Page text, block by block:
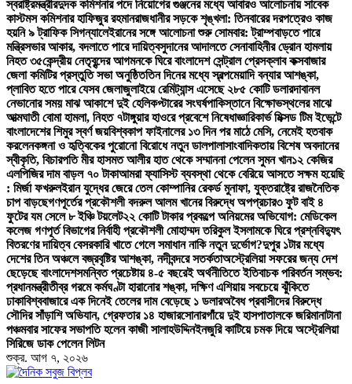
স্বরাষ্ট্রমন্ত্রীরদুদক কমিশনার পদে নিয়োগের গুঞ্জনের মধ্যে আবারও আলোচনায় সাবেক
কাস্টমস কমিশনার হাফিজুর রহমানরাজধানীর সড়কে শৃঙ্খলা: তিনবারের দরপত্রেও কাজ
হয়নি ৯ ট্রাফিক সিগন্যালেইরানের সঙ্গে আলোচনা শুরু সোমবার: ট্রাম্পবাড়তে পারে
মন্ত্রিসভার আকার, বদলাতে পারে দায়িত্বসুদানের আদালতে সেনাবাহিনীর ড্রোন হামলায়
নিহত ৩৫কেন্দ্রীয় নেতৃবৃন্দের আগমনকে ঘিরে বাংলাদেশ সেন্ট্রাল প্রেসক্লাব কক্সবাজার
জেলা কমিটির প্রস্তুতি সভা অনুষ্ঠিততিন দিনের মধ্যে স্বল্পমেয়াদি বন্যার আশঙ্কা,
প্লাবিত হতে পারে যেসব জেলাজুলাইয়ে রেমিট্যান্স এসেছে ২৮৫ কোটি ডলারদাবানল
নেভানোর সময় মাঝ আকাশে দুই হেলিকপ্টারের সংঘর্ষপাকিস্তানে বিক্ষোভস্থলের মাঝে
আত্মঘাতী বোমা হামলা, নিহত ৭টাঙ্গুয়ার হাওরে প্রবেশে নিষেধাজ্ঞারিকার্ভ মিক্সড টিম ইভেন্টে
বাংলাদেশের শিমুর স্বর্ণ জয়বিশ্বকাপ ফাইনালের ১৩ দিন পর মাঠে মেসি, নেমেই হতবাক
করলেনকঙ্গনা ও হৃত্বিকের পুরোনো বিরোধে নতুন ডালপালাসাংবাদিকতায় বিশেষ অবদানের
স্বীকৃতি, বিচারপতি মীর হাসমত আলীর হাত থেকে সম্মাননা পেলেন সুমন খান১২ কেজির
এলপিজির দাম বাড়ল ৭০ টাকাআমরা ফ্যাসিস্ট ব্যবস্থা থেকে বেরিয়ে আসতে সক্ষম হয়েছি
: মির্জা ফখরুলইরান যুদ্ধের জেরে তেল কোম্পানির রেকর্ড মুনাফা, যুক্তরাষ্ট্রে রাজনৈতিক
চাপ বাড়ছেগণপূর্তের প্রকৌশলী বদরুল আলম খানের বিরুদ্ধে অপপ্রচার৩ ফুট বাই ৪
ফুটের যম সেলে ৮ ইঞ্চি টয়লেট২২ কোটি টাকার প্রকল্পে অনিয়মের অভিযোগ: মেডিকেল
কলেজ গণপূর্ত বিভাগের নির্বাহী প্রকৌশলী মোহাম্মদ তরিকুল ইসলামকে ঘিরে প্রশ্নবিদ্যুৎ
বিতরণের দায়িত্ব বেসরকারি খাতে গেলে সমাধান নাকি নতুন দুর্ভোগ?দুপুর ১টার মধ্যে
দেশের তিন অঞ্চলে বজ্রবৃষ্টির আশঙ্কা, নদীবন্দরে সতর্কতাঅস্ট্রেলিয়া সফরের জন্য দেশ
ছেড়েছে বাংলাদেশসমন্বিত প্রচেষ্টায় ৪-৫ বছরেই অর্থনীতিতে ইতিবাচক পরিবর্তন সম্ভব:
প্রধানমন্ত্রীতীব্র গরমে কর্মঘণ্টা হারানোর শঙ্কা, দক্ষিণ এশিয়ায় সবচেয়ে ঝুঁকিতে
ঢাকাবিশ্ববাজারে এক দিনেই তেলের দাম বেড়েছে ১ ডলারঅবৈধ প্রবাসীদের বিরুদ্ধে
সৌদির সাঁড়াশি অভিযান, গ্রেফতার ১৪ হাজারসোনারগাঁয়ে দুই হাসপাতালকে জরিমানাটানা
পঞ্চমবার সাফের সভাপতি হলেন কাজী সালাহউদ্দিনইনজুরি কাটিয়ে চমক দিয়ে অস্ট্রেলিয়া
সিরিজে ডাক পেলেন লিটন
শুক্র. আগ ৭, ২০২৬